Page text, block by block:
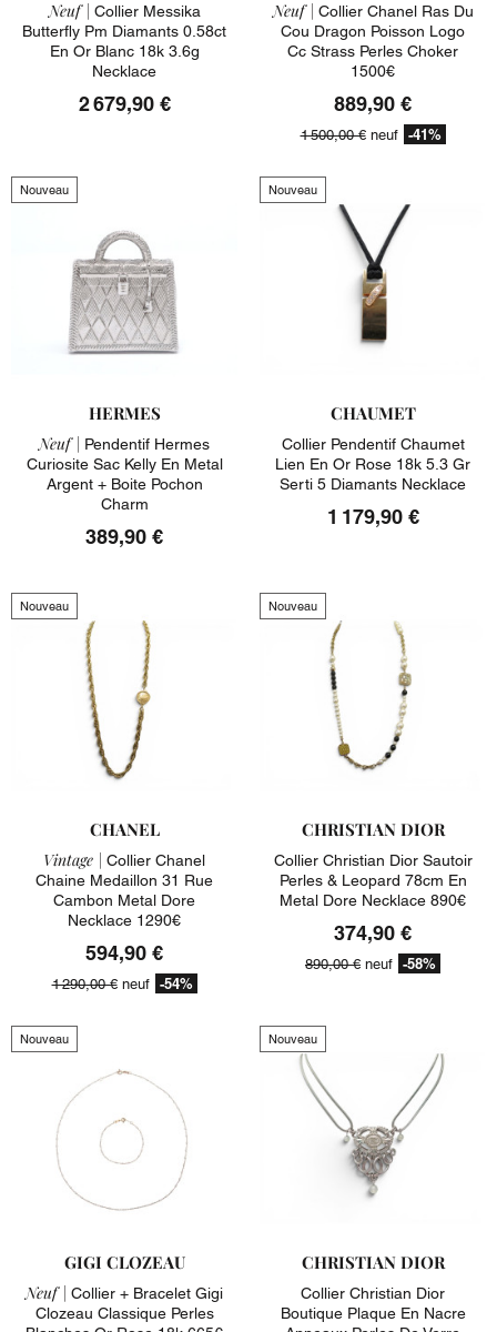
Neuf | Collier Messika
Butterfly Pm Diamants 0.58ct
En Or Blanc 18k 3.6g
Necklace
2 679,90 €
Neuf | Collier Chanel Ras Du
Cou Dragon Poisson Logo
Cc Strass Perles Choker
1500€
889,90 €
1 500,00 €neuf -41%
Nouveau
HERMES
Neuf | Pendentif Hermes
Curiosite Sac Kelly En Metal
Argent + Boite Pochon
Charm
389,90 €
Nouveau
CHAUMET
Collier Pendentif Chaumet
Lien En Or Rose 18k 5.3 Gr
Serti 5 Diamants Necklace
1 179,90 €
Nouveau
CHANEL
Vintage | Collier Chanel
Chaine Medaillon 31 Rue
Cambon Metal Dore
Necklace 1290€
594,90 €
1 290,00 €neuf -54%
Nouveau
CHRISTIAN DIOR
Collier Christian Dior Sautoir
Perles & Leopard 78cm En
Metal Dore Necklace 890€
374,90 €
890,00 € neuf -58%
Nouveau
GIGI CLOZEAU
Neuf | Collier + Bracelet Gigi
Clozeau Classique Perles
Nouveau
CHRISTIAN DIOR
Collier Christian Dior
Boutique Plaque En Nacre